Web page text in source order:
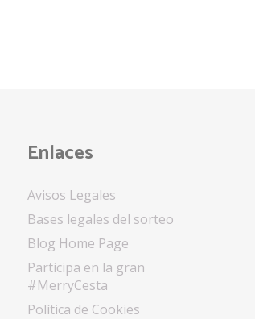
Enlaces
Avisos Legales
Bases legales del sorteo
Blog Home Page
Participa en la gran
#MerryCesta
Política de Cookies